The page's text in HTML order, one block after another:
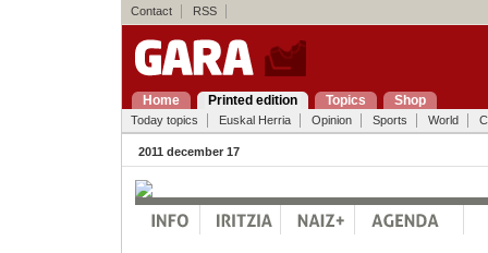
Contact RSS
Home Printed edition Topics Shop
Today topics Euskal Herria Opinion Sports World
2011 december 17